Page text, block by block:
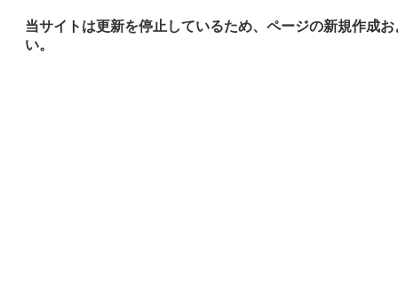
当サイトは更新を停止しているため、ページの新規作成
い。